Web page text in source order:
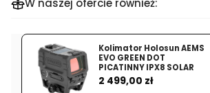
W naszej ofercie również:
Kolimator Holosun AEMS
EVO GREEN DOT
PICATINNY IPX8 SOLAR
Cena
2 499,00 zł